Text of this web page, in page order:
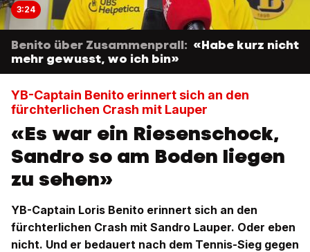
3:24
Benito über Zusammenprall: «Habe kurz nicht
mehr gewusst, wo ich bin»
YB-Captain Benito erinnert sich an den
fürchterlichen Crash mit Lauper
«Es war ein Riesenschock,
Sandro so am Boden liegen
zu sehen»
YB-Captain Loris Benito erinnert sich an den
fürchterlichen Crash mit Sandro Lauper. Oder eben
nicht. Und er bedauert nach dem Tennis-Sieg gegen